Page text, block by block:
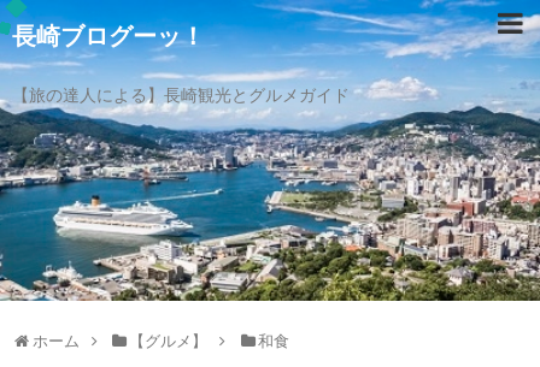
長崎ブログーッ！
【旅の達人による】長崎観光とグルメガイド
ホーム 【グルメ】 和食